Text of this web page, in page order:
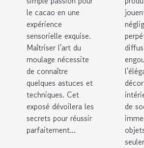
le cacao en une
expérience
sensorielle exquise.
Maîtriser l'art du
moulage nécessite
de connaître
quelques astuces et
techniques. Cet
exposé dévoilera les
secrets pour réussir
parfaitement...
de